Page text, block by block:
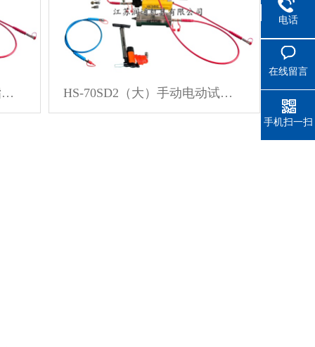
HS-70SD2手动电动试压注脂两用枪70Mpa（注脂枪筒两端可调用） HS-70SD2（大）手动电动试压注脂两用枪70Mpa（注脂枪筒两端可调用）
电话
在线留言
手机扫一扫